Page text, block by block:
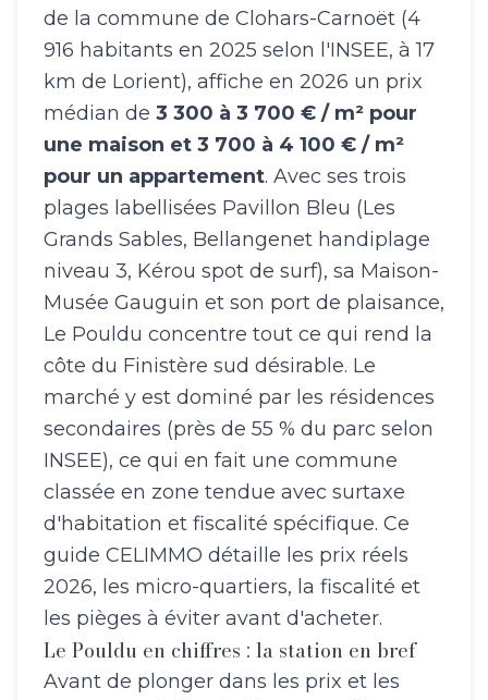
de la commune de Clohars-Carnoët (4
916 habitants en 2025 selon l'INSEE, à 17
km de Lorient), affiche en 2026 un prix
médian de 3 300 à 3 700 € / m² pour
une maison et 3 700 à 4 100 € / m²
pour un appartement. Avec ses trois
plages labellisées Pavillon Bleu (Les
Grands Sables, Bellangenet handiplage
niveau 3, Kérou spot de surf), sa Maison-
Musée Gauguin et son port de plaisance,
Le Pouldu concentre tout ce qui rend la
côte du Finistère sud désirable. Le
marché y est dominé par les résidences
secondaires (près de 55 % du parc selon
INSEE), ce qui en fait une commune
classée en zone tendue avec surtaxe
d'habitation et fiscalité spécifique. Ce
guide CELIMMO détaille les prix réels
2026, les micro-quartiers, la fiscalité et
les pièges à éviter avant d'acheter.
Le Pouldu en chiffres : la station en bref
Avant de plonger dans les prix et les